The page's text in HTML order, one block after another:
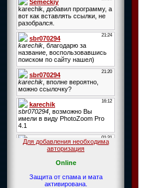
Для добавления необходима
авторизация
Online
Защита от спама и мата
активирована.